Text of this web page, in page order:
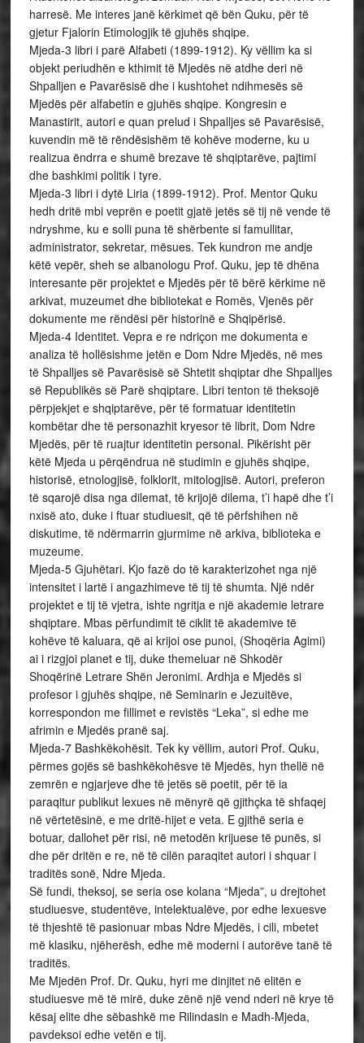
harresë. Me interes janë kërkimet që bën Quku, për të
gjetur Fjalorin Etimologjik të gjuhës shqipe.
Mjeda-3 libri i parë Alfabeti (1899-1912). Ky vëllim ka si
objekt periudhën e kthimit të Mjedës në atdhe deri në
Shpalljen e Pavarësisë dhe i kushtohet ndihmesës së
Mjedës për alfabetin e gjuhës shqipe. Kongresin e
Manastirit, autori e quan prelud i Shpalljes së Pavarësisë,
kuvendin më të rëndësishëm të kohëve moderne, ku u
realizua ëndrra e shumë brezave të shqiptarëve, pajtimi
dhe bashkimi politik i tyre.
Mjeda-3 libri i dytë Liria (1899-1912). Prof. Mentor Quku
hedh dritë mbi veprën e poetit gjatë jetës së tij në vende të
ndryshme, ku e solli puna të shërbente si famullitar,
administrator, sekretar, mësues. Tek kundron me andje
këtë vepër, sheh se albanologu Prof. Quku, jep të dhëna
interesante për projektet e Mjedës për të bërë kërkime në
arkivat, muzeumet dhe bibliotekat e Romës, Vjenës për
dokumente me rëndësi për historinë e Shqipërisë.
Mjeda-4 Identitet. Vepra e re ndriçon me dokumenta e
analiza të hollësishme jetën e Dom Ndre Mjedës, në mes
të Shpalljes së Pavarësisë së Shtetit shqiptar dhe Shpalljes
së Republikës së Parë shqiptare. Libri tenton të theksojë
përpjekjet e shqiptarëve, për të formatuar identitetin
kombëtar dhe të personazhit kryesor të librit, Dom Ndre
Mjedës, për të ruajtur identitetin personal. Pikërisht për
këtë Mjeda u përqëndrua në studimin e gjuhës shqipe,
historisë, etnologjisë, folklorit, mitologjisë. Autori, preferon
të sqarojë disa nga dilemat, të krijojë dilema, t’i hapë dhe t’i
nxisë ato, duke i ftuar studiuesit, që të përfshihen në
diskutime, të ndërmarrin gjurmime në arkiva, biblioteka e
muzeume.
Mjeda-5 Gjuhëtari. Kjo fazë do të karakterizohet nga një
intensitet i lartë i angazhimeve të tij të shumta. Një ndër
projektet e tij të vjetra, ishte ngritja e një akademie letrare
shqiptare. Mbas përfundimit të ciklit të akademive të
kohëve të kaluara, që ai krijoi ose punoi, (Shoqëria Agimi)
ai i rizgjoi planet e tij, duke themeluar në Shkodër
Shoqërinë Letrare Shën Jeronimi. Ardhja e Mjedës si
profesor i gjuhës shqipe, në Seminarin e Jezuitëve,
korrespondon me fillimet e revistës “Leka”, si edhe me
afrimin e Mjedës pranë saj.
Mjeda-7 Bashkëkohësit. Tek ky vëllim, autori Prof. Quku,
përmes gojës së bashkëkohësve të Mjedës, hyn thellë në
zemrën e ngjarjeve dhe të jetës së poetit, për të ia
paraqitur publikut lexues në mënyrë që gjithçka të shfaqej
në vërtetësinë, e me dritë-hijet e veta. E gjithë seria e
botuar, dallohet për risi, në metodën krijuese të punës, si
dhe për dritën e re, në të cilën paraqitet autori i shquar i
traditës sonë, Ndre Mjeda.
Së fundi, theksoj, se seria ose kolana “Mjeda”, u drejtohet
studiuesve, studentëve, intelektualëve, por edhe lexuesve
të thjeshtë të pasionuar mbas Ndre Mjedës, i cili, mbetet
më klasiku, njëherësh, edhe më moderni i autorëve tanë të
traditës.
Me Mjedën Prof. Dr. Quku, hyri me dinjitet në elitën e
studiuesve më të mirë, duke zënë një vend nderi në krye të
kësaj elite dhe sëbashkë me Rilindasin e Madh-Mjeda,
pavdeksoi edhe vetën e tij.